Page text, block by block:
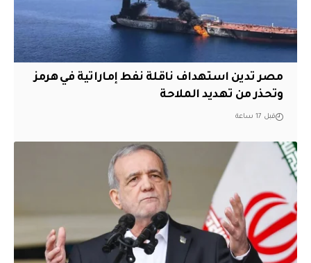
مصر تدين استهداف ناقلة نفط إماراتية في هرمز
وتحذر من تهديد الملاحة
قبل 17 ساعة